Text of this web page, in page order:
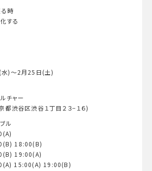
時
する
)～2月25日(土)
チャー
渋谷区渋谷１丁目２３−１６)
ル
18:00(B)
19:00(A)
15:00(A) 19:00(B)